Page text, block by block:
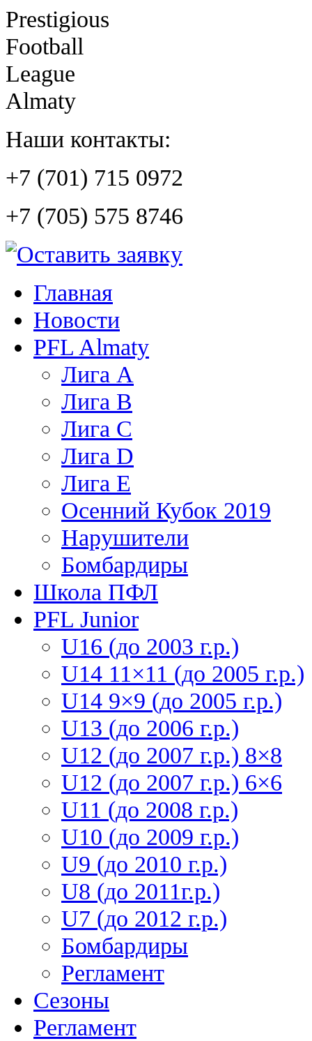
Prestigious
Football
League
Almaty
Наши контакты:
+7 (701) 715 0972
+7 (705) 575 8746
Главная
Новости
PFL Almaty
Лига A
Лига В
Лига С
Лига D
Лига Е
Осенний Кубок 2019
Нарушители
Бомбардиры
Школа ПФЛ
PFL Junior
U16 (до 2003 г.р.)
U14 11×11 (до 2005 г.р.)
U14 9×9 (до 2005 г.р.)
U13 (до 2006 г.р.)
U12 (до 2007 г.р.) 8×8
U12 (до 2007 г.р.) 6×6
U11 (до 2008 г.р.)
U10 (до 2009 г.р.)
U9 (до 2010 г.р.)
U8 (до 2011г.р.)
U7 (до 2012 г.р.)
Бомбардиры
Регламент
Сезоны
Регламент